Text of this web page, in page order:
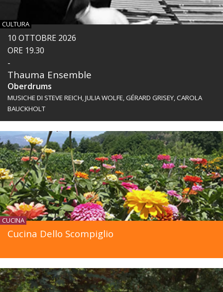
CULTURA
10 OTTOBRE 2026
ORE 19.30
-
Thauma Ensemble
Oberdrums
MUSICHE DI STEVE REICH, JULIA WOLFE, GÉRARD GRISEY, CAROLA
BAUCKHOLT
CUCINA
Cucina Dello Scompiglio